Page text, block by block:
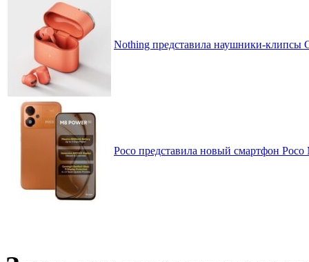
Nothing представила наушники-клипсы
Poco представила новый смартфон